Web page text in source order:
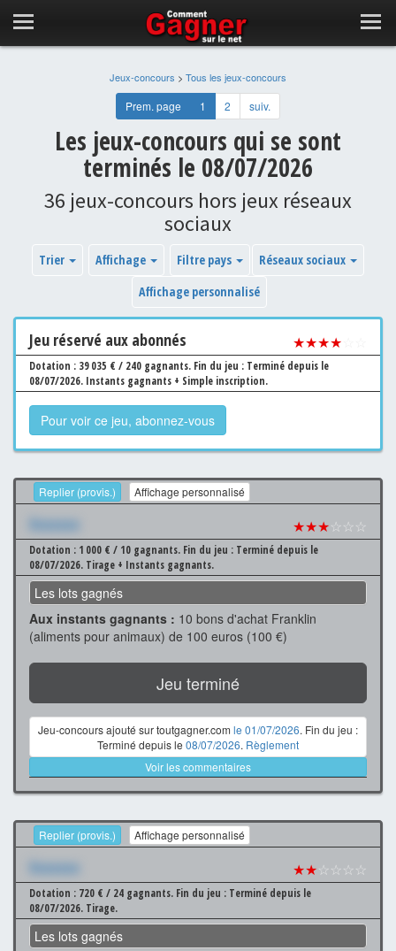
Jeux-concours > Tous les jeux-concours
Prem. page 1 2 suiv.
Les jeux-concours qui se sont
terminés le 08/07/2026
36 jeux-concours hors jeux réseaux
sociaux
Trier Affichage Filtre pays
Réseaux sociaux
Affichage personnalisé
Jeu réservé aux abonnés ★★★★
Dotation : 39 035 € / 240 gagnants. Fin du jeu : Terminé depuis le
08/07/2026. Instants gagnants + Simple inscription.
Pour voir ce jeu, abonnez-vous
Replier (provis.) Affichage personnalisé
Xxxxxxx ★★★☆☆☆
Dotation : 1 000 € / 10 gagnants. Fin du jeu : Terminé depuis le
08/07/2026. Tirage + Instants gagnants.
Les lots gagnés
Aux instants gagnants : 10 bons d'achat Franklin
(aliments pour animaux) de 100 euros (100 €)
Jeu terminé
Jeu-concours ajouté sur toutgagner.com le 01/07/2026. Fin du jeu :
Terminé depuis le 08/07/2026. Règlement
Voir les commentaires
Replier (provis.) Affichage personnalisé
Xxxxxxx ★★☆☆☆☆
Dotation : 720 € / 24 gagnants. Fin du jeu : Terminé depuis le
08/07/2026. Tirage.
Les lots gagnés